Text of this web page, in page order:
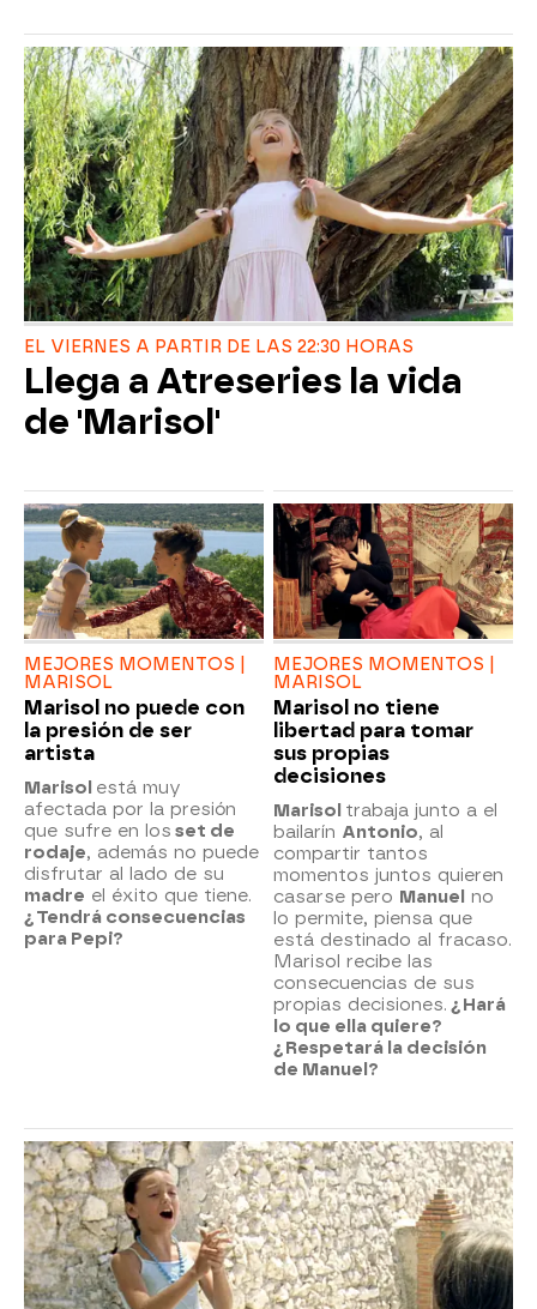
EL VIERNES A PARTIR DE LAS 22:30 HORAS
Llega a Atreseries la vida
de 'Marisol'
MEJORES MOMENTOS |
MARISOL
Marisol no puede con
la presión de ser
artista
Marisol está muy
afectada por la presión
que sufre en los set de
rodaje, además no puede
disfrutar al lado de su
madre el éxito que tiene.
¿Tendrá consecuencias
para Pepi?
MEJORES MOMENTOS |
MARISOL
Marisol no tiene
libertad para tomar
sus propias
decisiones
Marisol trabaja junto a el
bailarín Antonio, al
compartir tantos
momentos juntos quieren
casarse pero Manuel no
lo permite, piensa que
está destinado al fracaso.
Marisol recibe las
consecuencias de sus
propias decisiones. ¿Hará
lo que ella quiere?
¿Respetará la decisión
de Manuel?